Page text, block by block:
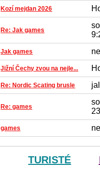
Kozí mejdan 2026
Re: Jak games
Jak games
Jižní Čechy zvou na nejle...
Re: Nordic Scating brusle
Re: games
games
TURISTÉ